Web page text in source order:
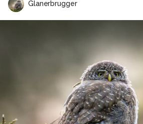
Glanerbrugger